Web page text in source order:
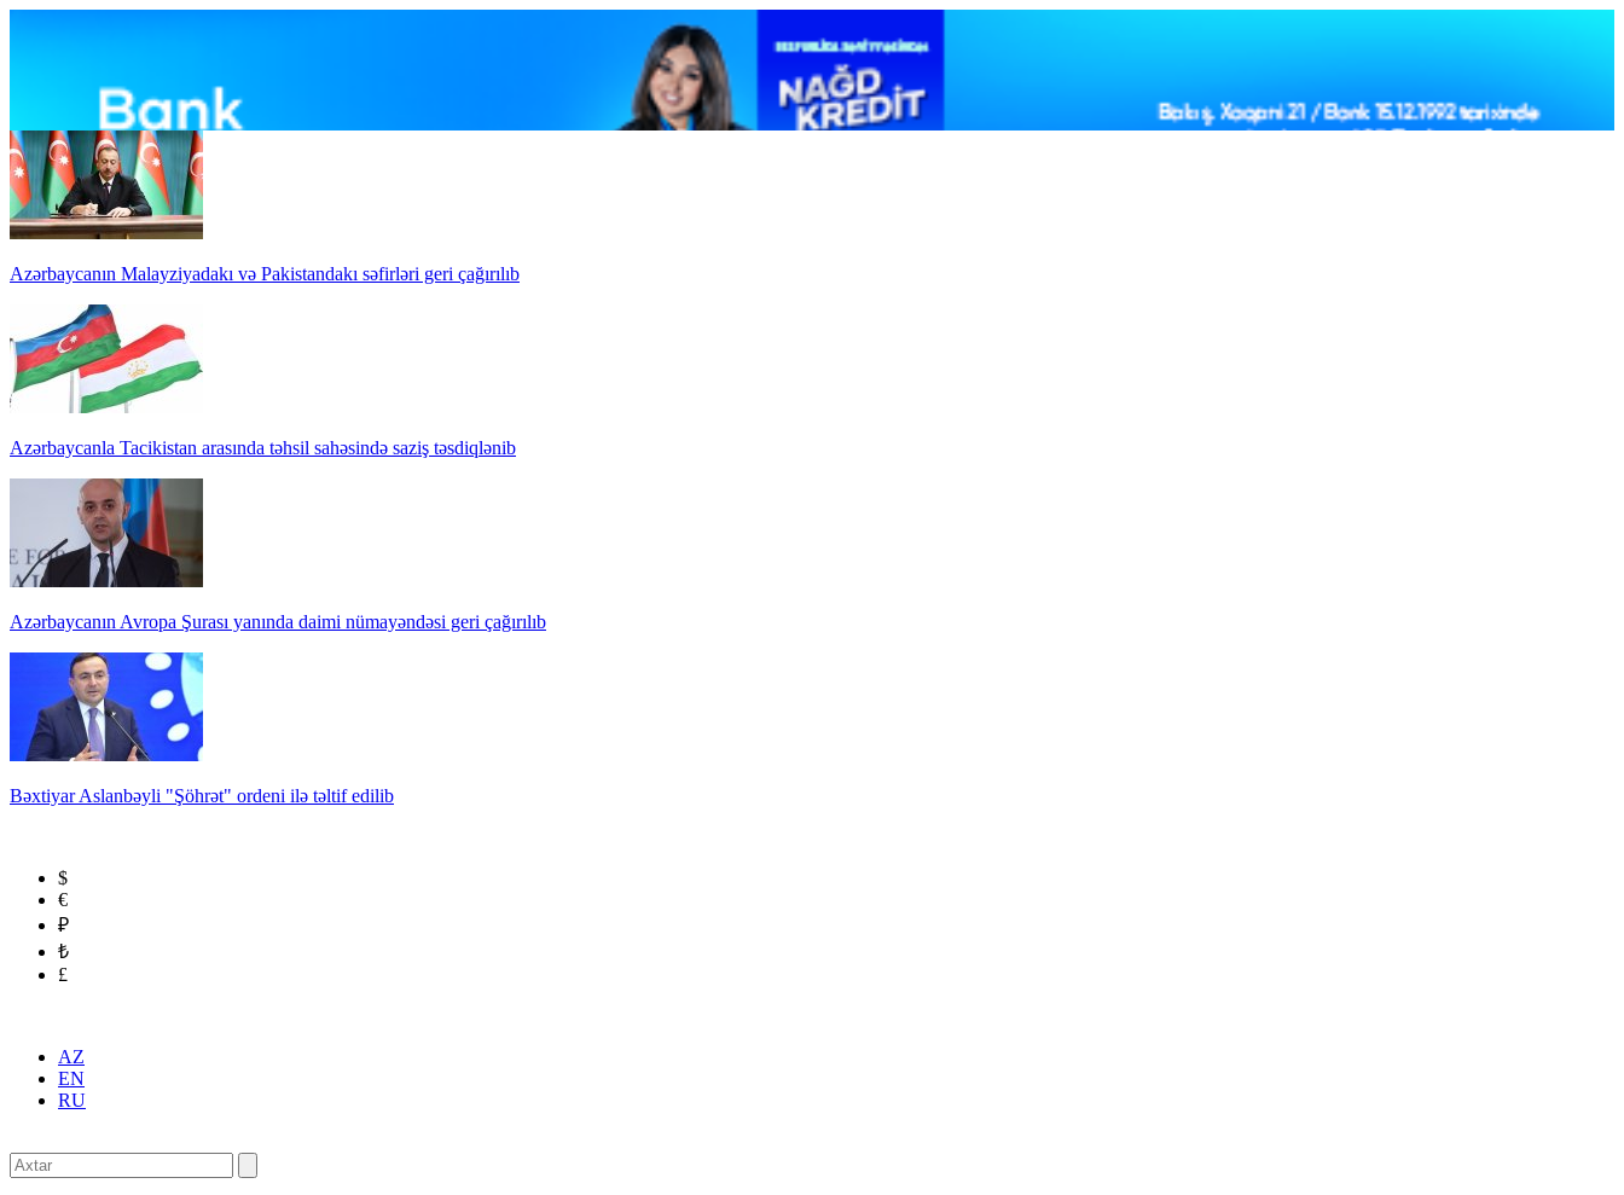
Azərbaycanın Malayziyadakı və Pakistandakı səfirləri geri çağırılıb
Azərbaycanla Tacikistan arasında təhsil sahəsində saziş təsdiqlənib
Azərbaycanın Avropa Şurası yanında daimi nümayəndəsi geri çağırılıb
Bəxtiyar Aslanbəyli "Şöhrət" ordeni ilə təltif edilib
$
€
₽
₺
£
AZ
EN
RU